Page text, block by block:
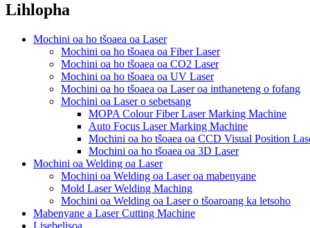
Lihlopha
Mochini oa ho tšoaea oa Laser
Mochini oa ho tšoaea oa Fiber Laser
Mochini oa ho tšoaea oa CO2 Laser
Mochini oa ho tšoaea oa UV Laser
Mochini oa ho tšoaea oa Laser oa inthaneteng o fofang
Mochini oa Laser o sebetsang
MOPA Colour Fiber Laser Marking Machine
Auto Focus Laser Marking Machine
Mochini oa ho tšoaea oa CCD Visual Position
Mochini oa ho tšoaea oa 3D Laser
Mochini oa Welding oa Laser
Mochini oa Welding oa Laser oa mabenyane
Mold Laser Welding Maching
Mochini oa Welding oa Laser o tšoaroang ka letsoho
Mabenyane a Laser Cutting Machine